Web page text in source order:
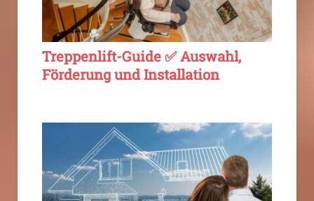
Treppenlift-Guide ✅ Auswahl,
Förderung und Installation